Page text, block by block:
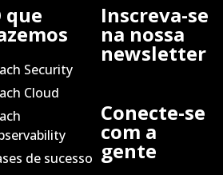
que
Security
Cloud
de sucesso
Inscreva-se
na nossa
newsletter
Conecte-se
com a
gente